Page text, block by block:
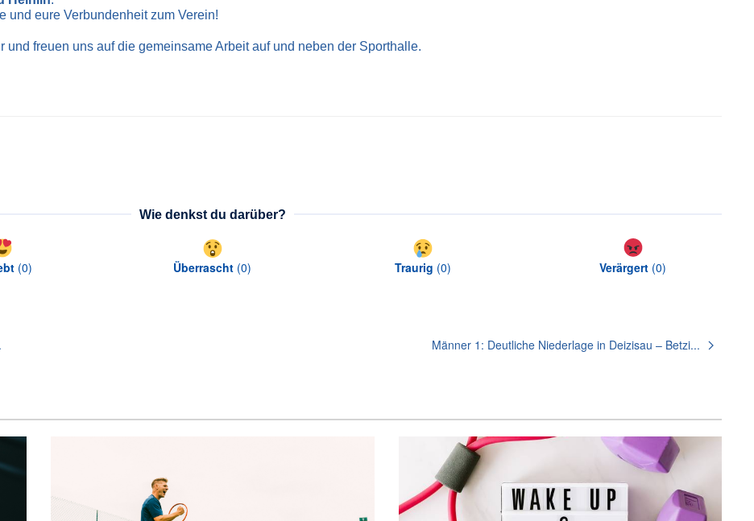
und eure Verbundenheit zum Verein!
freuen uns auf die gemeinsame Arbeit auf und neben der Sporthalle.
Wie denkst du darüber?
(0) Überrascht (0) Traurig (0) Verärgert (0)
Männer 1: Deutliche Niederlage in Deizisau – Betzi...